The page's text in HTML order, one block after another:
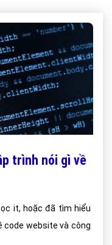
trình nói gì về
it, hoặc đã tìm hiểu